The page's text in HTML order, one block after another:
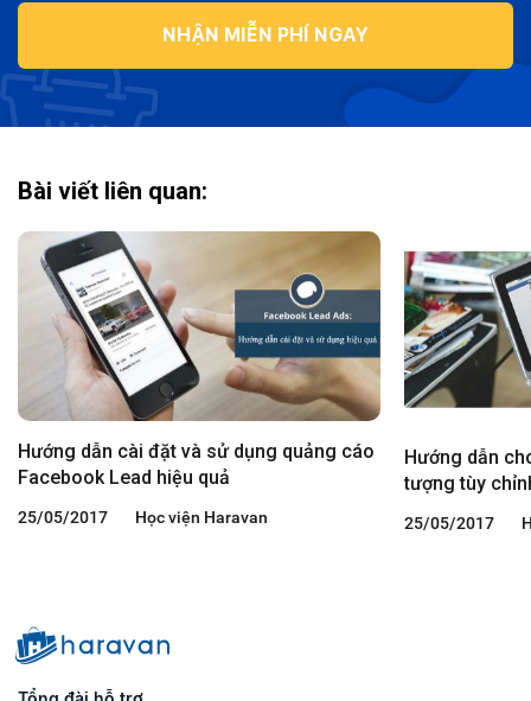
NHẬN MIỄN PHÍ NGAY
Bài viết liên quan:
Hướng dẫn cài đặt và sử dụng quảng cáo
Facebook Lead hiệu quả
25/05/2017 Học viện Haravan
Hướng dẫn
tượng tùy
25/05/2017